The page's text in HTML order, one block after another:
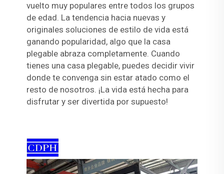
vuelto muy populares entre todos los grupos
de edad. La tendencia hacia nuevas y
originales soluciones de estilo de vida está
ganando popularidad, algo que la casa
plegable abraza completamente. Cuando
tienes una casa plegable, puedes decidir vivir
donde te convenga sin estar atado como el
resto de nosotros. ¡La vida está hecha para
disfrutar y ser divertida por supuesto!